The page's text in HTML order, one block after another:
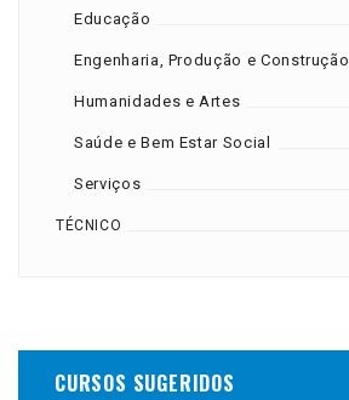
Educação
Engenharia, Produção e Construção
Humanidades e Artes
Saúde e Bem Estar Social
Serviços
TÉCNICO
CURSOS SUGERIDOS